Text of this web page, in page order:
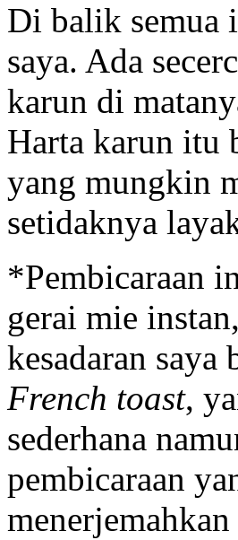
Di balik semua
saya. Ada
karun di
Harta karun itu
yang mungkin
setidaknya
*Pembicaraan
gerai mie
kesadaran
French toast,
sederhana
pembicaraan